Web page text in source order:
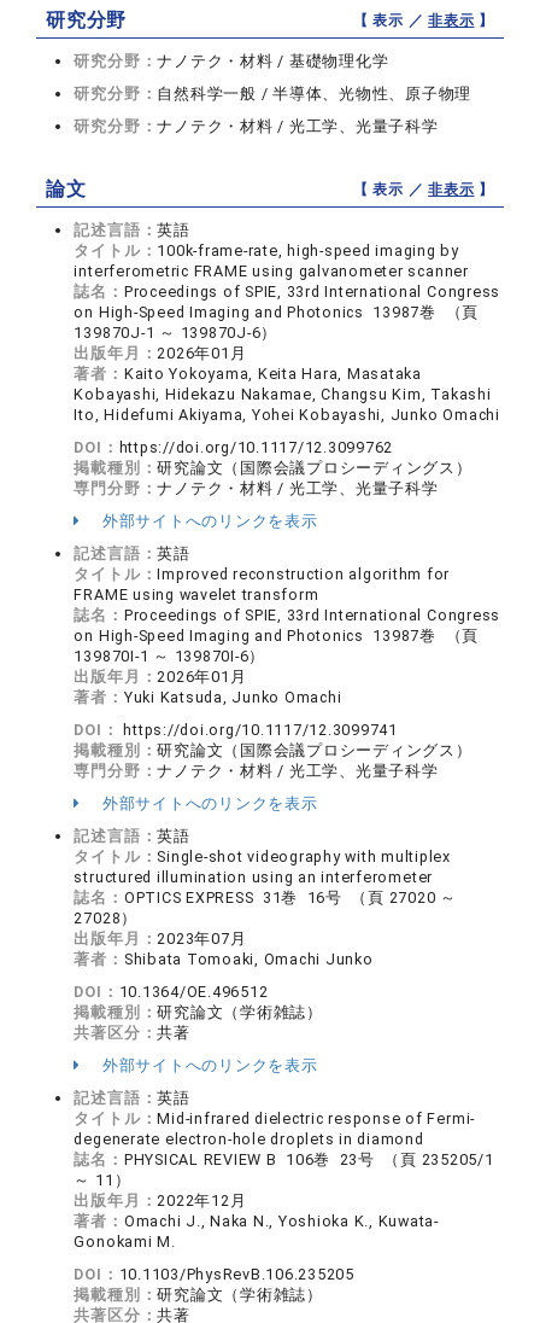
研究分野 【 表示 ／非表示 】
研究分野：ナノテク・材料 / 基礎物理化学
研究分野： 自然科学一般 / 半導体、光物性、原子物理
研究分野：ナノテク・材料 / 光工学、光量子科学
論文 【 表示 ／非表示 】
記述言語：英語
タイトル： 100k-frame-rate, high-speed imaging by
interferometric FRAME using galvanometer scanner
誌名： Proceedings of SPIE, 33rd International Congress
on High-Speed Imaging and Photonics 13987巻 （頁
139870J-1 ～ 139870J-6）
出版年月：2026年01月
著者： Kaito Yokoyama, Keita Hara, Masataka
Kobayashi, Hidekazu Nakamae, Changsu Kim, Takashi
Ito, Hidefumi Akiyama, Yohei Kobayashi, Junko Omachi
DOI： https://doi.org/10.1117/12.3099762
掲載種別：研究論文（国際会議プロシーディングス）
専門分野：ナノテク・材料 / 光工学、光量子科学
外部サイトへのリンクを表示
記述言語：英語
タイトル：Improved reconstruction algorithm for
FRAME using wavelet transform
誌名： Proceedings of SPIE, 33rd International Congress
on High-Speed Imaging and Photonics 13987巻 （頁
139870I-1 ～ 139870I-6）
出版年月：2026年01月
著者： Yuki Katsuda, Junko Omachi
DOI：
https://doi.org/10.1117/12.3099741
掲載種別：研究論文（国際会議プロシーディングス）
専門分野：ナノテク・材料 / 光工学、光量子科学
外部サイトへのリンクを表示
記述言語：英語
タイトル： Single-shot videography with multiplex
structured illumination using an interferometer
誌名： OPTICS EXPRESS 31巻 16号 （頁 27020 ～
27028）
出版年月：2023年07月
著者： Shibata Tomoaki, Omachi Junko
DOI： 10.1364/OE.496512
掲載種別：研究論文（学術雑誌）
共著区分：共著
外部サイトへのリンクを表示
記述言語：英語
タイトル：Mid-infrared dielectric response of Fermi-
degenerate electron-hole droplets in diamond
誌名： PHYSICAL REVIEW B 106巻 23号 （頁 235205/1
～ 11）
出版年月：2022年12月
著者： Omachi J., Naka N., Yoshioka K., Kuwata-
Gonokami M.
DOI： 10.1103/PhysRevB.106.235205
掲載種別：研究論文（学術雑誌）
共著区分：共著